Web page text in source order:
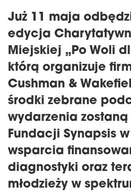
Już 11 maja
edycja
Miejskiej „Po Woli
którą organizuje
Cushman &
środki zebrane
wydarzenia zostaną
Fundacji Synapsis
wsparcia
diagnostyki oraz
młodzieży w